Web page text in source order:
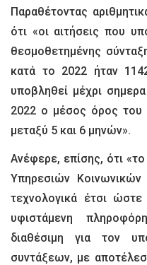
Παραθέτοντας
ότι «οι αιτήσεις που
θεσμοθετημένης
κατά το 2022 ήταν
υποβληθεί μέχρι
2022 ο μέσος όρος του
μεταξύ 5 και 6 μηνών».
Ανέφερε, επίσης, ότι
Υπηρεσιών
τεχνολογικά έτσι ώστε
υφιστάμενη
διαθέσιμη για τον
συντάξεων, με